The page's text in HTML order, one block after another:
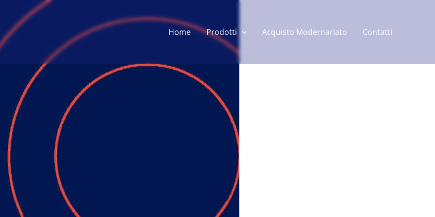
Home Prodotti Acquisto Modernariato Contatti